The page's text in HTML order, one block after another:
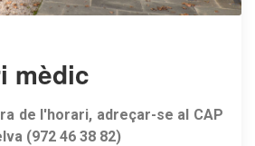
mèdic
de l'horari, adreçar-se al CAP
(972 46 38 82)